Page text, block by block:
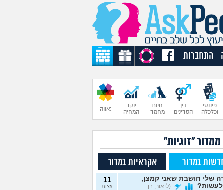
התחברות
פיננסי
וכלכלה
בין
הסדינים
חיות
מחמד
יוקר
המחיה
גאווה
ממדור "זוגיות"
במדור אקראיות במדור
שלי חושבת שאני קמצן,
(ליאור, בן
11
עצות